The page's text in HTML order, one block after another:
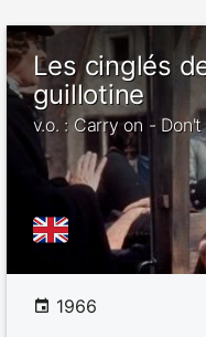
Les cinglés
guillotine
v.o. : Carry on -
1966